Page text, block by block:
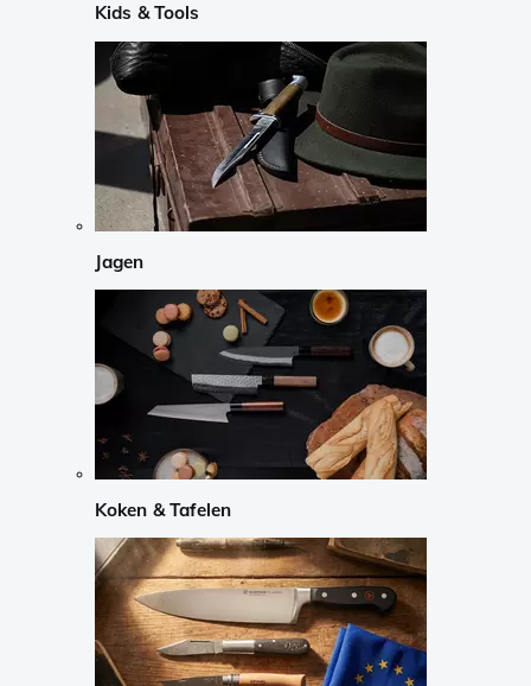
Kids & Tools
Jagen
Koken & Tafelen